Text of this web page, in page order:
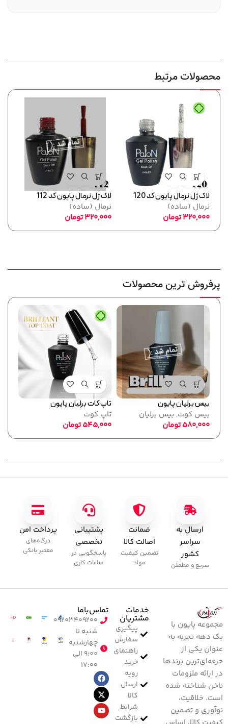
محصولات مرتبط
لاک ژل نرمال پایون کد 120
نرمال (ساده)
320,000تومان
لاک ژل نرمال پایون کد 112
نرمال (ساده)
320,000تومان
پرفروش ترین محصولات
بیس برلیان پایون
بیس کوت, بیس برلیان
580,000تومان
تاپ کات برلیان پایون
تاپ کوت
545,000تومان
ارسال به
سراسر
کشور
سریع و مطمئن
ضمانت
اصالت کالا
تضمین کیفیت
مواد
پشتیبانی
تخصصی
پاسخگویی در
ساعات کاری
پرداخت امن
درگاه‌های
معتبر بانکی
مجموعه پایون با
یک دهه تجربه به
عنوان یکی از
حرفه‌ای‌ترین برندها
در ارائه ملزومات
ناخن شناخته شده
است. خلاقیت،
نوآوری و تضمین
خدمات
مشتریان
پیگیری
سفارش
راهنمای
خرید
رویه
ارسال
کالا
شرایط
بازگشت
تماس‌با‌ما
۰۹۲۰۳۴۰۹۲۰۰
شنبه تا
چهارشنبه
۹:۰۰ الی
۱۷:۰۰